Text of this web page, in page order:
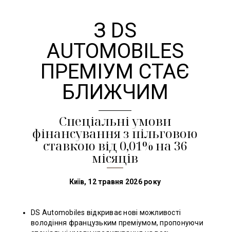
З DS
AUTOMOBILES
ПРЕМІУМ СТАЄ
БЛИЖЧИМ
Cпеціальні умови
фінансування з пільговою
ставкою від 0,01% на 36
місяців
Київ, 12 травня 2026 року
DS Automobiles відкриває нові можливості
володіння французьким преміумом, пропонуючи